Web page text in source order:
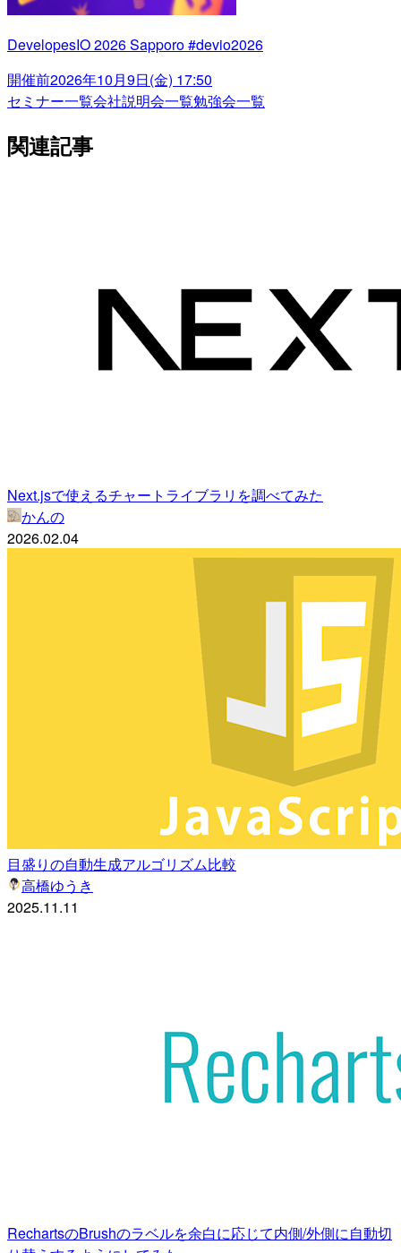
DevelopesIO 2026 Sapporo #devio2026
開催前2026年10月9日(金) 17:50
セミナー一覧会社説明会一覧勉強会一覧
関連記事
Next.jsで使えるチャートライブラリを調べてみた
かんの
2026.02.04
目盛りの自動生成アルゴリズム比較
高橋ゆうき
2025.11.11
RechartsのBrushのラベルを余白に応じて内側/外側に自動切